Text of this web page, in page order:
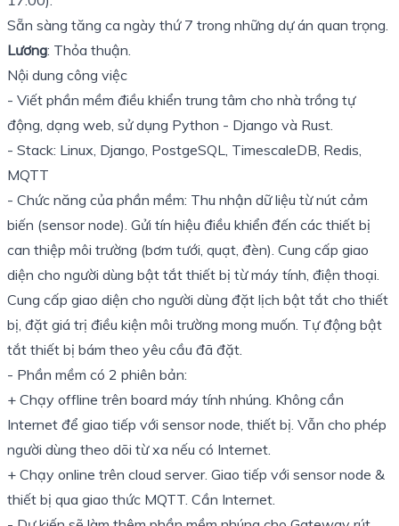
Sẵn sàng tăng ca ngày thứ 7 trong những dự án quan trọng.
Lương: Thỏa thuận.
Nội dung công việc
- Viết phần mềm điều khiển trung tâm cho nhà trồng tự
động, dạng web, sử dụng Python - Django và Rust.
- Stack: Linux, Django, PostgeSQL, TimescaleDB, Redis,
MQTT
- Chức năng của phần mềm: Thu nhận dữ liệu từ nút cảm
biến (sensor node). Gửi tín hiệu điều khiển đến các thiết bị
can thiệp môi trường (bơm tưới, quạt, đèn). Cung cấp giao
diện cho người dùng bật tắt thiết bị từ máy tính, điện thoại.
Cung cấp giao diện cho người dùng đặt lịch bật tắt cho thiết
bị, đặt giá trị điều kiện môi trường mong muốn. Tự động bật
tắt thiết bị bám theo yêu cầu đã đặt.
- Phần mềm có 2 phiên bản:
+ Chạy offline trên board máy tính nhúng. Không cần
Internet để giao tiếp với sensor node, thiết bị. Vẫn cho phép
người dùng theo dõi từ xa nếu có Internet.
+ Chạy online trên cloud server. Giao tiếp với sensor node &
thiết bị qua giao thức MQTT. Cần Internet.